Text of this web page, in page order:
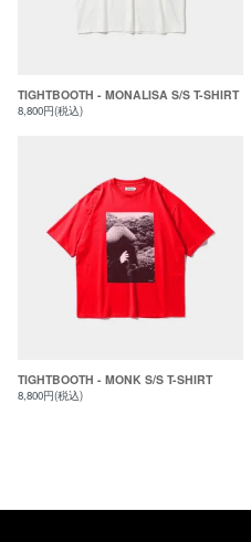
TIGHTBOOTH - MONALISA S/S T-SHIRT
8,800円(税込)
TIGHTBOOTH - MONK S/S T-SHIRT
8,800円(税込)